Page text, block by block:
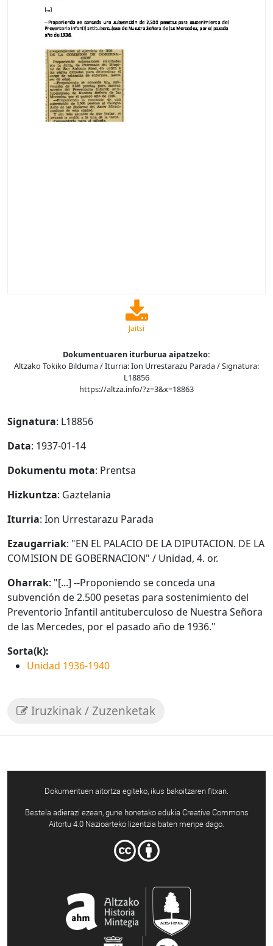
Jaitsi
Dokumentuaren iturburua aipatzeko:
Altzako Tokiko Bilduma / Iturria: Ion Urrestarazu Parada / Signatura:
L18856
https://altza.info/?z=3&x=18863
Signatura: L18856
Data: 1937-01-14
Dokumentu mota: Prentsa
Hizkuntza: Gaztelania
Iturria: Ion Urrestarazu Parada
Ezaugarriak: "EN EL PALACIO DE LA DIPUTACION. DE LA
COMISION DE GOBERNACION" / Unidad, 4. or.
Oharrak: "[...] --Proponiendo se conceda una
subvención de 2.500 pesetas para sostenimiento del
Preventorio Infantil antituberculoso de Nuestra Señora
de las Mercedes, por el pasado año de 1936."
Sorta(k):
Unidad 1936-1940
Iruzkinak / Zuzenketak
Dokumentuen aitortza egiteko, ikus bakoitzaren fitxan.
Bestela adierazi ezean, gune honetako edukia Creative Commons
Aitortu 4.0 Nazioarteko lizentzia baten menpe dago.